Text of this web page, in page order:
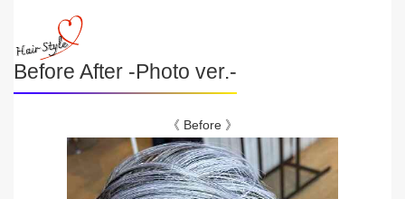
Before After -Photo ver.-
《 Before 》